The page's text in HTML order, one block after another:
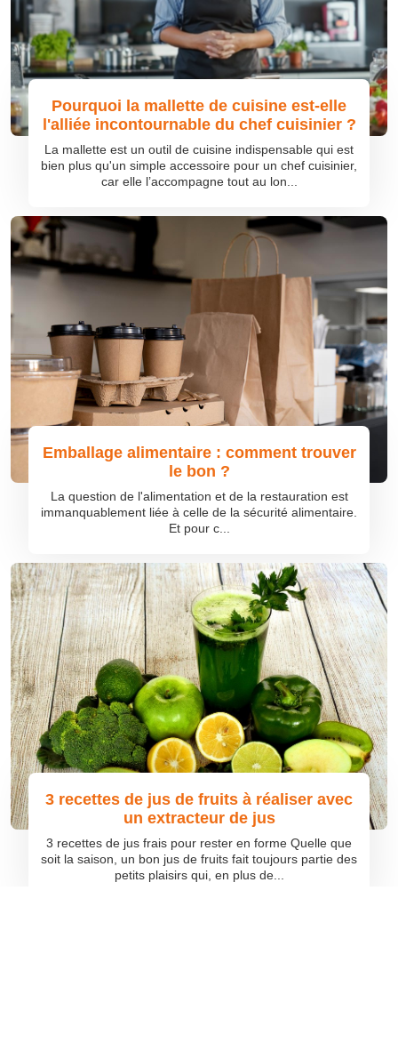
Pourquoi la mallette de cuisine est-elle
l'alliée incontournable du chef cuisinier ?
La mallette est un outil de cuisine indispensable qui est
bien plus qu'un simple accessoire pour un chef cuisinier,
car elle l’accompagne tout au lon...
Emballage alimentaire : comment trouver
le bon ?
La question de l'alimentation et de la restauration est
immanquablement liée à celle de la sécurité alimentaire.
Et pour c...
3 recettes de jus de fruits à réaliser avec
un extracteur de jus
3 recettes de jus frais pour rester en forme Quelle que
soit la saison, un bon jus de fruits fait toujours partie des
petits plaisirs qui, en plus de...